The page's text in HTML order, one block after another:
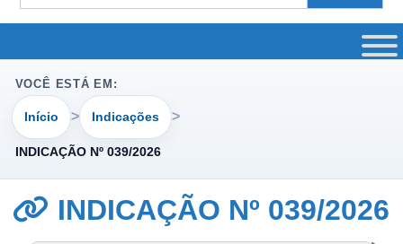
for:
VOCÊ ESTÁ EM:
Início Indicações
INDICAÇÃO Nº 039/2026
INDICAÇÃO Nº 039/2026